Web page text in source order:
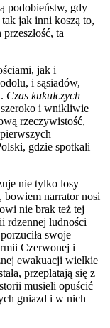
podobieństw, gdy
jak inni koszą to,
ta
jak i
i sąsiadów,
Czas kukułczych
i wnikliwie
rzeczywistość,
gdzie spotkali
nie tylko losy
narrator nosi
nie brak też tej
rdzennej ludności
swoje
Czerwonej i
ewakuacji wielkie
przeplatają się z
musieli opuścić
gniazd i w nich